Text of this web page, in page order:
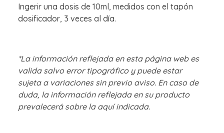
Ingerir una dosis de 10ml, medidos con el tapón
dosificador, 3 veces al día.
*La información reflejada en esta página web es
valida salvo error tipográfico y puede estar
sujeta a variaciones sin previo aviso. En caso de
duda, la información reflejada en su producto
prevalecerá sobre la aquí indicada.